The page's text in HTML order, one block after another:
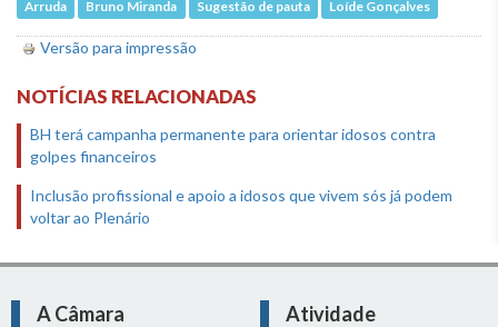
Arruda Bruno Miranda Sugestão de pauta Loíde Gonçalves
Versão para impressão
NOTÍCIAS RELACIONADAS
BH terá campanha permanente para orientar idosos contra
golpes financeiros
Inclusão profissional e apoio a idosos que vivem sós já podem
voltar ao Plenário
A Câmara
Atividade